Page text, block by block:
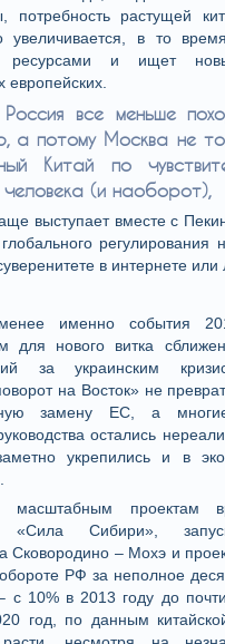
потребность растущей
увеличивается, в то
ресурсами и ищет
европейских.
Россия все меньше
а потому Москва не
Китай по
(и наоборот),
выступает вместе с
в интернете или
именно события
для нового витка
за украинским
на Восток» не
замену ЕС, а
остались
укрепились и в
масштабным проектам
«Сила Сибири»,
Сковородино – Мохэ и
РФ за неполное
с 10% в 2013 году до
год, по данным